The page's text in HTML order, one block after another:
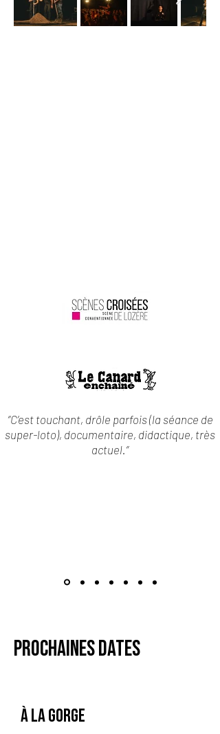
‘’C’est touchant, drôle parfois (la séance de
super-loto), documentaire, didactique, très
actuel.‘’
Prochaines dates
​À la gorge